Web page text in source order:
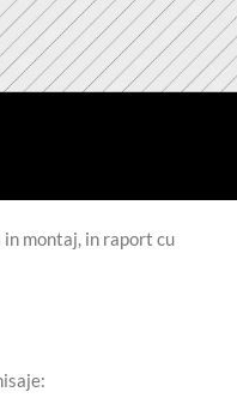
montaj, in raport cu